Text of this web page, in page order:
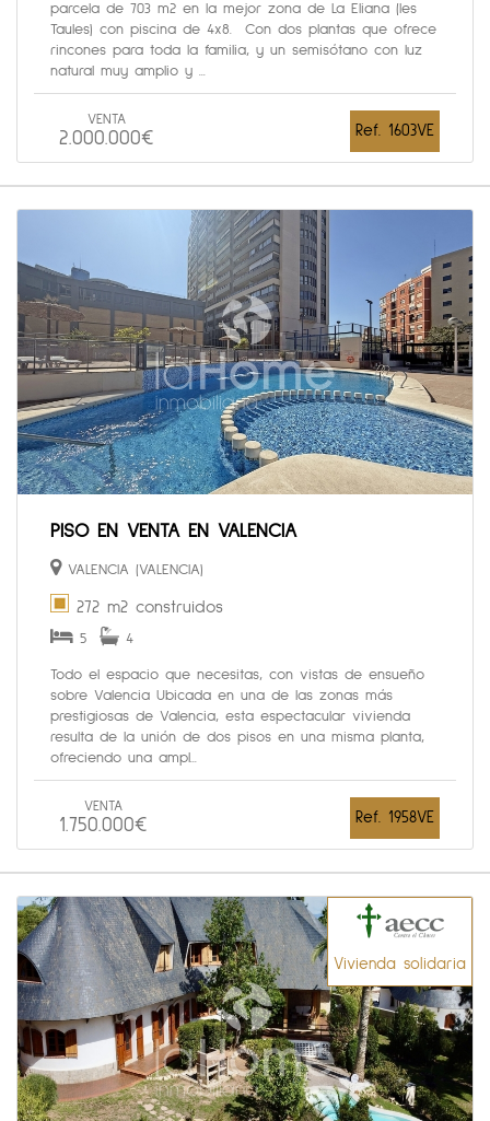
parcela de 703 m2 en la mejor zona de La Eliana (les
Taules) con piscina de 4x8. Con dos plantas que ofrece
rincones para toda la familia, y un semisótano con luz
natural muy amplio y ...
VENTA
2.000.000€ Ref. 1603VE
PISO EN VENTA EN VALENCIA
VALENCIA (VALENCIA)
272 m2 construidos
5 4
Todo el espacio que necesitas, con vistas de ensueño
sobre Valencia Ubicada en una de las zonas más
prestigiosas de Valencia, esta espectacular vivienda
resulta de la unión de dos pisos en una misma planta,
ofreciendo una ampl...
VENTA
1.750.000€ Ref. 1958VE
Vivienda solidaria